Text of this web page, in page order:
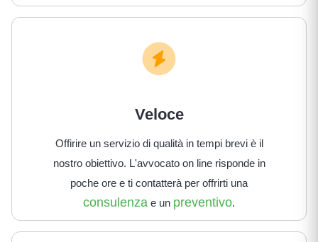
Veloce
Offirire un servizio di qualità in tempi brevi è il
nostro obiettivo. L'avvocato on line risponde in
poche ore e ti contatterà per offrirti una
consulenza e un preventivo.